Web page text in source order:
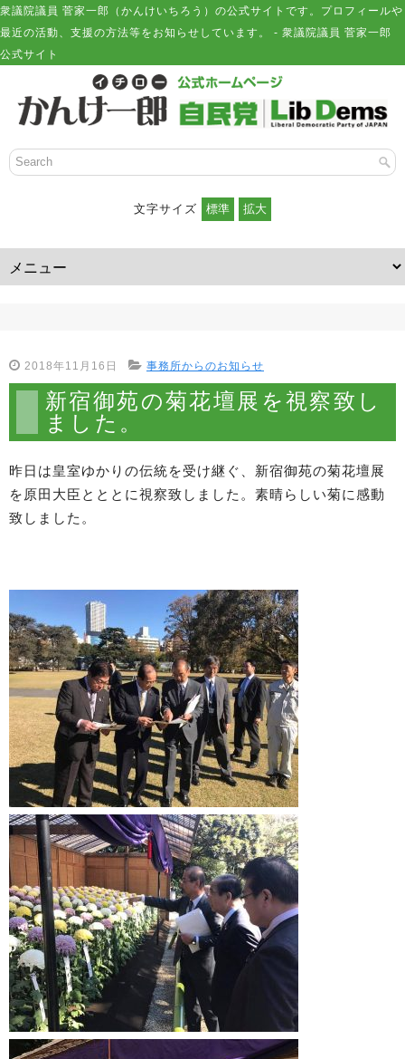
衆議院議員 菅家一郎（かんけいちろう）の公式サイトです。プロフィールや
最近の活動、支援の方法等をお知らせしています。 - 衆議院議員 菅家一郎
公式サイト
文字サイズ
2018年11月16日 事務所からのお知らせ
新宿御苑の菊花壇展を視察致し
ました。
昨日は皇室ゆかりの伝統を受け継ぐ、新宿御苑の菊花壇展
を原田大臣とととに視察致しました。素晴らしい菊に感動
致しました。